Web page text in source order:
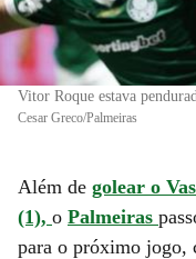
Vitor Roque estava
Cesar Greco/Palmeiras
Além de golear o
(1), o Palmeiras
para o próximo jogo,